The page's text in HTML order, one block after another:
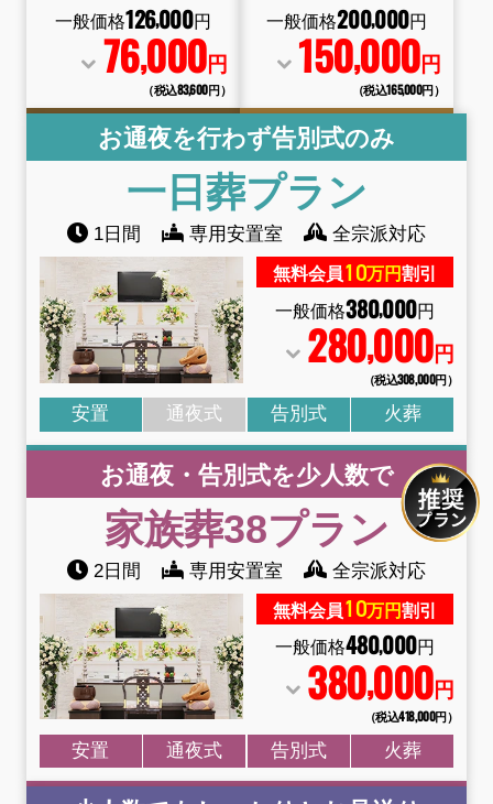
一般価格126,000円
76,000円
（税込83,600円）
一般価格200,000円
150,000円
（税込165,000円）
お通夜を行わず告別式のみ
一日葬プラン
1日間 専用安置室 全宗派対応
無料会員10万円割引
一般価格380,000円
280,000円
（税込308,000円）
安置 通夜式 告別式 火葬
お通夜・告別式を少人数で
家族葬38プラン
2日間 専用安置室 全宗派対応
無料会員10万円割引
一般価格480,000円
380,000円
（税込418,000円）
安置 通夜式 告別式 火葬